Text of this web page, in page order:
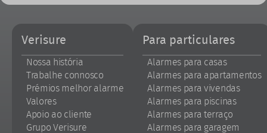
Verisure
Nossa história
Trabalhe connosco
Prémios melhor alarme
Valores
Apoio ao cliente
Grupo Verisure
Para particulares
Alarmes para casas
Alarmes para apartamentos
Alarmes para vivendas
Alarmes para piscinas
Alarmes para terraço
Alarmes para garagem